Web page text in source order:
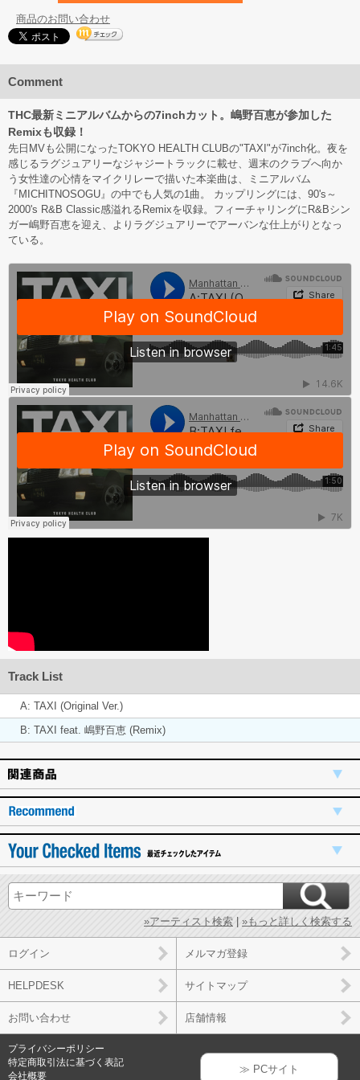
商品のお問い合わせ
Comment
THC最新ミニアルバムからの7inchカット。嶋野百恵が参加した
Remixも収録！
先日MVも公開になったTOKYO HEALTH CLUBの"TAXI"が7inch化。夜を
感じるラグジュアリーなジャジートラックに載せ、週末のクラブへ向か
う女性達の心情をマイクリレーで描いた本楽曲は、ミニアルバム
『MICHITNOSOGU』の中でも人気の1曲。 カップリングには、90's～
2000's R&B Classic感溢れるRemixを収録。フィーチャリングにR&Bシン
ガー嶋野百恵を迎え、よりラグジュアリーでアーバンな仕上がりとなっ
ている。
Track List
A: TAXI (Original Ver.)
B: TAXI feat. 嶋野百恵 (Remix)
»アーティスト検索 »もっと詳しく検索する
ログイン メルマガ登録
HELPDESK サイトマップ
お問い合わせ 店舗情報
プライバシーポリシー
特定商取引法に基づく表記
会社概要
≫ PCサイト